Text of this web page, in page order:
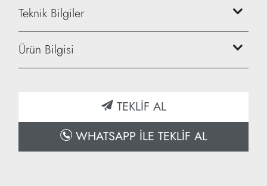
Teknik Bilgiler
Genişlik: 80 cm
yükseklik: 45 cm
Ürün Bilgisi
TEKLİF AL
WHATSAPP İLE TEKLİF AL